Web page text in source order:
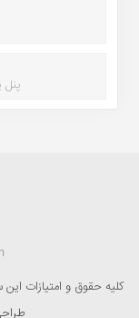
پنل
کلیه حقوق و امتیازات